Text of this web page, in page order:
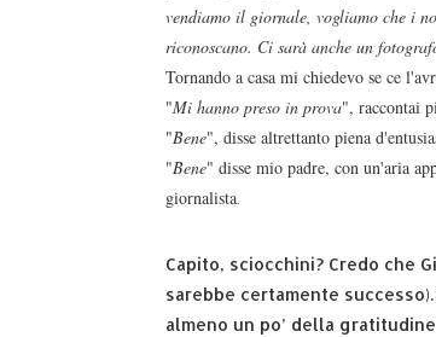
vendiamo il giornale, vogliamo che i
riconoscano. Ci sarà anche un
Tornando a casa mi chiedevo se ce
"Mi hanno preso in prova", raccontai
"Bene", disse altrettanto piena
"Bene" disse mio padre, con un'aria
giornalista.
Capito, sciocchini? Credo che
sarebbe certamente
almeno un po’ della